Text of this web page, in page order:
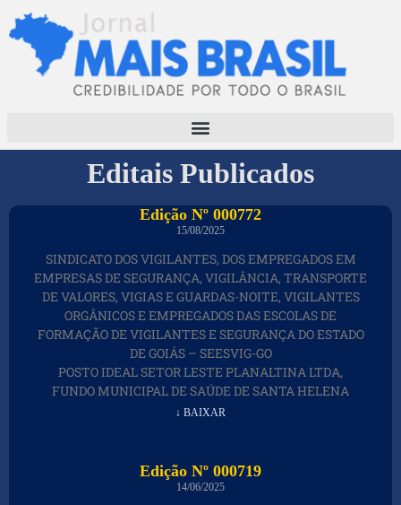
Editais Publicados
Edição Nº 000772
15/08/2025
SINDICATO DOS VIGILANTES, DOS EMPREGADOS EM
EMPRESAS DE SEGURANÇA, VIGILÂNCIA, TRANSPORTE
DE VALORES, VIGIAS E GUARDAS-NOITE, VIGILANTES
ORGÂNICOS E EMPREGADOS DAS ESCOLAS DE
FORMAÇÃO DE VIGILANTES E SEGURANÇA DO ESTADO
DE GOIÁS – SEESVIG-GO
POSTO IDEAL SETOR LESTE PLANALTINA LTDA,
FUNDO MUNICIPAL DE SAÚDE DE SANTA HELENA
↓ BAIXAR
Edição Nº 000719
14/06/2025